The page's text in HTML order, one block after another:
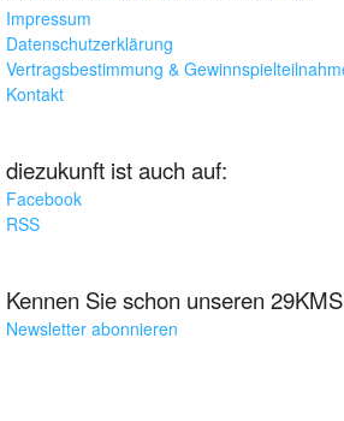
Impressum
Datenschutzerklärung
Vertragsbestimmung &
Kontakt
diezukunft ist auch auf:
Facebook
RSS
Kennen Sie schon unseren
Newsletter abonnieren